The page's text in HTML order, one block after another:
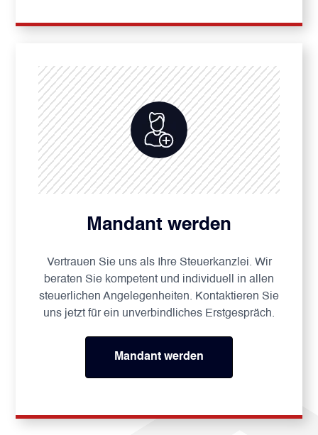
Mandant werden
Vertrauen Sie uns als Ihre Steuerkanzlei. Wir
beraten Sie kompetent und individuell in allen
steuerlichen Angelegenheiten. Kontaktieren Sie
uns jetzt für ein unverbindliches Erstgespräch.
Mandant werden